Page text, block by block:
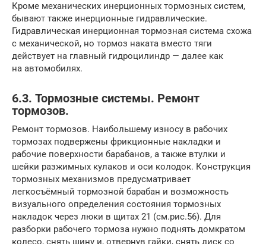
Кроме механических инерционных тормозных систем,
бывают также инерционные гидравлические.
Гидравлическая инерционная тормозная система схожа
с механической, но тормоз наката вместо тяги
действует на главный гидроцилиндр — далее как
на автомобилях.
6.3. Тормозные системы. Ремонт
тормозов.
Ремонт тормозов. Наибольшему износу в рабочих
тормозах подвержены фрикционные накладки и
рабочие поверхности барабанов, а также втулки и
шейки разжимных кулаков и оси колодок. Конструкция
тормозных механизмов предусматривает
легкосъёмный тормозной барабан и возможность
визуального определения состояния тормозных
накладок через люки в щитах 21 (см.рис.56). Для
разборки рабочего тормоза нужно поднять домкратом
колесо, снять шину и, отвернув гайки, снять диск со